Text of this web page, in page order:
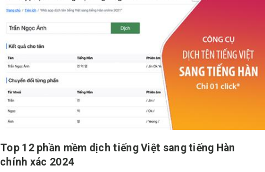
Top 12 phần mềm dịch tiếng Việt sang tiếng Hàn
chính xác 2024